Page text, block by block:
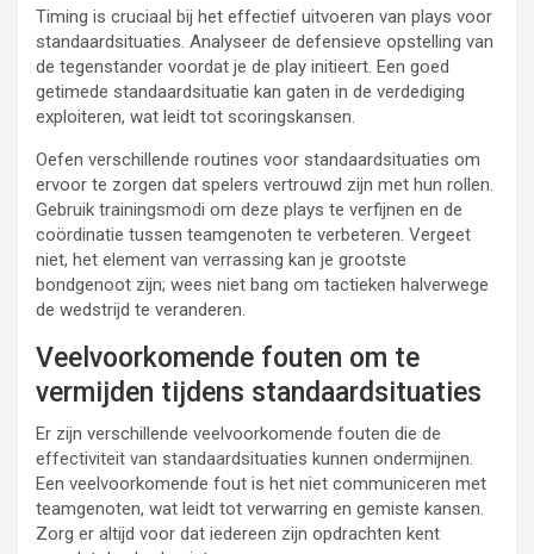
Timing is cruciaal bij het effectief uitvoeren van plays voor
standaardsituaties. Analyseer de defensieve opstelling van
de tegenstander voordat je de play initieert. Een goed
getimede standaardsituatie kan gaten in de verdediging
exploiteren, wat leidt tot scoringskansen.
Oefen verschillende routines voor standaardsituaties om
ervoor te zorgen dat spelers vertrouwd zijn met hun rollen.
Gebruik trainingsmodi om deze plays te verfijnen en de
coördinatie tussen teamgenoten te verbeteren. Vergeet
niet, het element van verrassing kan je grootste
bondgenoot zijn; wees niet bang om tactieken halverwege
de wedstrijd te veranderen.
Veelvoorkomende fouten om te
vermijden tijdens standaardsituaties
Er zijn verschillende veelvoorkomende fouten die de
effectiviteit van standaardsituaties kunnen ondermijnen.
Een veelvoorkomende fout is het niet communiceren met
teamgenoten, wat leidt tot verwarring en gemiste kansen.
Zorg er altijd voor dat iedereen zijn opdrachten kent